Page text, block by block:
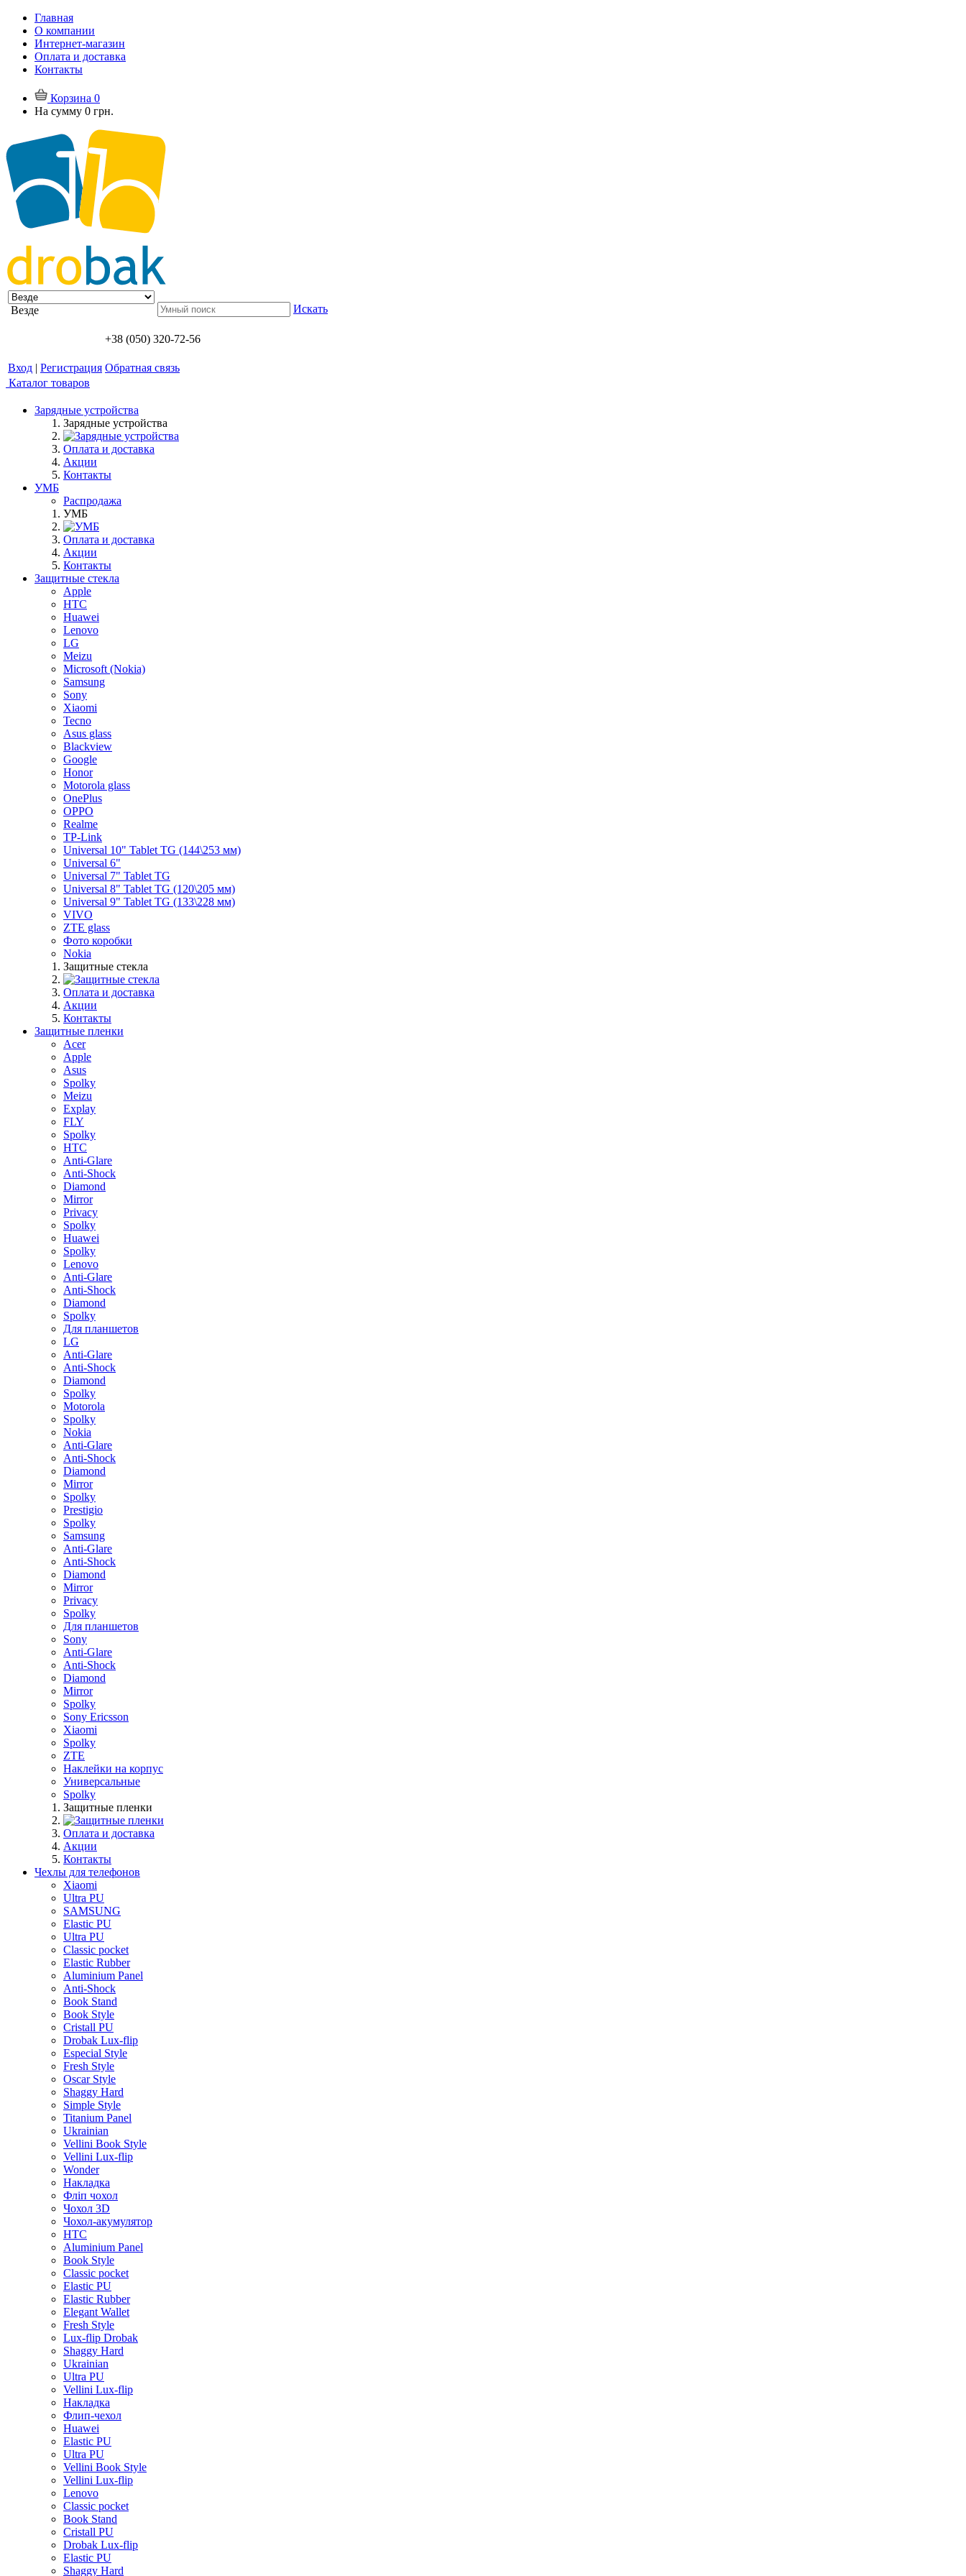
Главная
О компании
Интернет-магазин
Оплата и доставка
Контакты
Корзина 0
На сумму 0 грн.
Везде Искать
+38 (050) 320-72-56
Вход | Регистрация Обратная связь
Каталог товаров
Зарядные устройства
Зарядные устройства
Оплата и доставка
Акции
Контакты
УМБ
Распродажа
УМБ
Оплата и доставка
Акции
Контакты
Защитные стекла
Apple
HTC
Huawei
Lenovo
LG
Meizu
Microsoft (Nokia)
Samsung
Sony
Xiaomi
Tecno
Asus glass
Blackview
Google
Honor
Motorola glass
OnePlus
OPPO
Realme
TP-Link
Universal 10" Tablet TG (144\253 мм)
Universal 6"
Universal 7" Tablet TG
Universal 8" Tablet TG (120\205 мм)
Universal 9" Tablet TG (133\228 мм)
VIVO
ZTE glass
Фото коробки
Nokia
Защитные стекла
Оплата и доставка
Акции
Контакты
Защитные пленки
Acer
Apple
Asus
Spolky
Meizu
Explay
FLY
Spolky
HTC
Anti-Glare
Anti-Shock
Diamond
Mirror
Privacy
Spolky
Huawei
Spolky
Lenovo
Anti-Glare
Anti-Shock
Diamond
Spolky
Для планшетов
LG
Anti-Glare
Anti-Shock
Diamond
Spolky
Motorola
Spolky
Nokia
Anti-Glare
Anti-Shock
Diamond
Mirror
Spolky
Prestigio
Spolky
Samsung
Anti-Glare
Anti-Shock
Diamond
Mirror
Privacy
Spolky
Для планшетов
Sony
Anti-Glare
Anti-Shock
Diamond
Mirror
Spolky
Sony Ericsson
Xiaomi
Spolky
ZTE
Наклейки на корпус
Универсальные
Spolky
Защитные пленки
Оплата и доставка
Акции
Контакты
Чехлы для телефонов
Xiaomi
Ultra PU
SAMSUNG
Elastic PU
Ultra PU
Classic pocket
Elastic Rubber
Aluminium Panel
Anti-Shock
Book Stand
Book Style
Cristall PU
Drobak Lux-flip
Especial Style
Fresh Style
Oscar Style
Shaggy Hard
Simple Style
Titanium Panel
Ukrainian
Vellini Book Style
Vellini Lux-flip
Wonder
Накладка
Фліп чохол
Чохол 3D
Чохол-акумулятор
HTC
Aluminium Panel
Book Style
Classic pocket
Elastic PU
Elastic Rubber
Elegant Wallet
Fresh Style
Lux-flip Drobak
Shaggy Hard
Ukrainian
Ultra PU
Vellini Lux-flip
Накладка
Флип-чехол
Huawei
Elastic PU
Ultra PU
Vellini Book Style
Vellini Lux-flip
Lenovo
Classic pocket
Book Stand
Cristall PU
Drobak Lux-flip
Elastic PU
Shaggy Hard